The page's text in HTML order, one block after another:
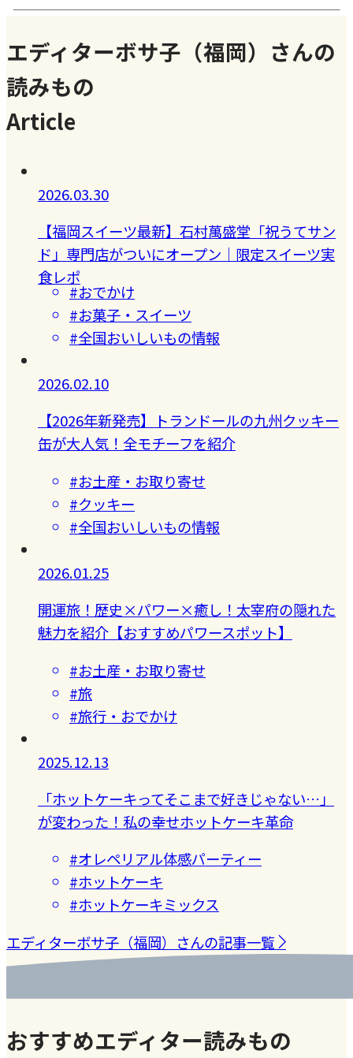
エディターボサ子（福岡）さんの
読みもの
Article
2026.03.30
【福岡スイーツ最新】石村萬盛堂「祝うてサン
ド」専門店がついにオープン｜限定スイーツ実
食レポ
#おでかけ
#お菓子・スイーツ
#全国おいしいもの情報
2026.02.10
【2026年新発売】トランドールの九州クッキー
缶が大人気！全モチーフを紹介
#お土産・お取り寄せ
#クッキー
#全国おいしいもの情報
2026.01.25
開運旅！歴史×パワー×癒し！太宰府の隠れた
魅力を紹介【おすすめパワースポット】
#お土産・お取り寄せ
#旅
#旅行・おでかけ
2025.12.13
「ホットケーキってそこまで好きじゃない…」
が変わった！私の幸せホットケーキ革命
#オレペリアル体感パーティー
#ホットケーキ
#ホットケーキミックス
エディターボサ子（福岡）さんの記事一覧
おすすめエディター読みもの